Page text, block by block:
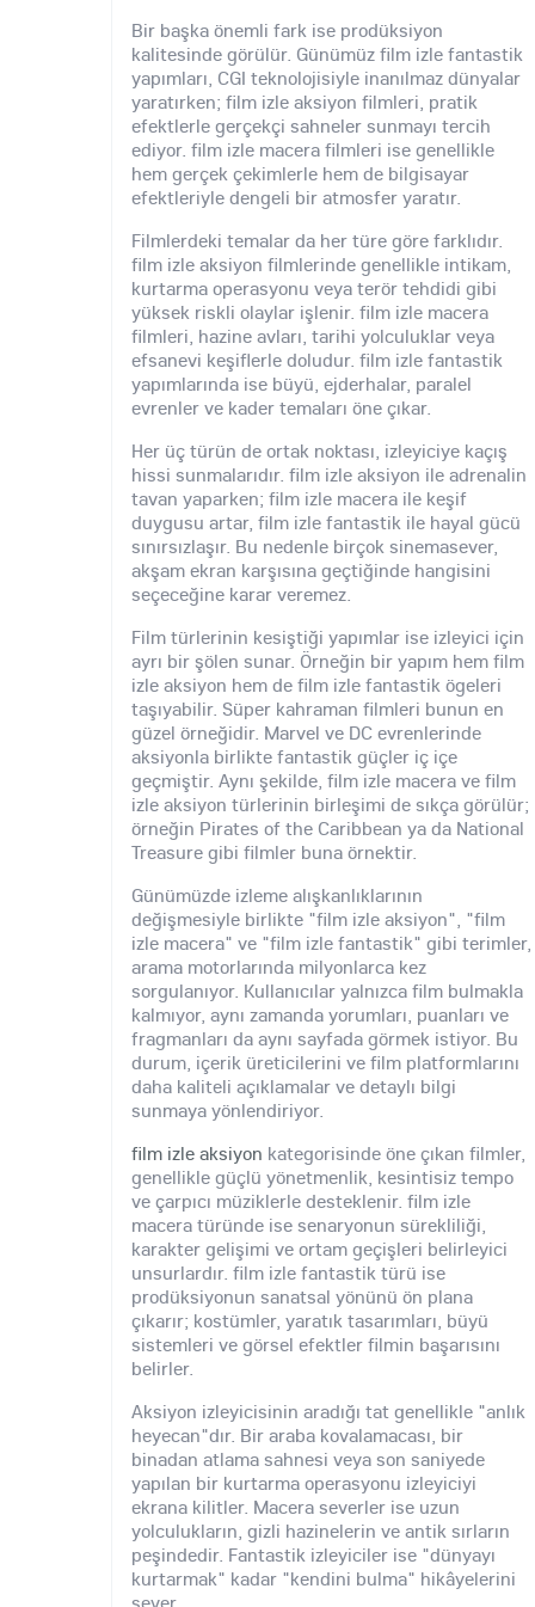
Bir başka önemli fark ise prodüksiyon
kalitesinde görülür. Günümüz film izle fantastik
yapımları, CGI teknolojisiyle inanılmaz dünyalar
yaratırken; film izle aksiyon filmleri, pratik
efektlerle gerçekçi sahneler sunmayı tercih
ediyor. film izle macera filmleri ise genellikle
hem gerçek çekimlerle hem de bilgisayar
efektleriyle dengeli bir atmosfer yaratır.
Filmlerdeki temalar da her türe göre farklıdır.
film izle aksiyon filmlerinde genellikle intikam,
kurtarma operasyonu veya terör tehdidi gibi
yüksek riskli olaylar işlenir. film izle macera
filmleri, hazine avları, tarihi yolculuklar veya
efsanevi keşiflerle doludur. film izle fantastik
yapımlarında ise büyü, ejderhalar, paralel
evrenler ve kader temaları öne çıkar.
Her üç türün de ortak noktası, izleyiciye kaçış
hissi sunmalarıdır. film izle aksiyon ile adrenalin
tavan yaparken; film izle macera ile keşif
duygusu artar, film izle fantastik ile hayal gücü
sınırsızlaşır. Bu nedenle birçok sinemasever,
akşam ekran karşısına geçtiğinde hangisini
seçeceğine karar veremez.
Film türlerinin kesiştiği yapımlar ise izleyici için
ayrı bir şölen sunar. Örneğin bir yapım hem film
izle aksiyon hem de film izle fantastik ögeleri
taşıyabilir. Süper kahraman filmleri bunun en
güzel örneğidir. Marvel ve DC evrenlerinde
aksiyonla birlikte fantastik güçler iç içe
geçmiştir. Aynı şekilde, film izle macera ve film
izle aksiyon türlerinin birleşimi de sıkça görülür;
örneğin Pirates of the Caribbean ya da National
Treasure gibi filmler buna örnektir.
Günümüzde izleme alışkanlıklarının
değişmesiyle birlikte "film izle aksiyon", "film
izle macera" ve "film izle fantastik" gibi terimler,
arama motorlarında milyonlarca kez
sorgulanıyor. Kullanıcılar yalnızca film bulmakla
kalmıyor, aynı zamanda yorumları, puanları ve
fragmanları da aynı sayfada görmek istiyor. Bu
durum, içerik üreticilerini ve film platformlarını
daha kaliteli açıklamalar ve detaylı bilgi
sunmaya yönlendiriyor.
film izle aksiyon kategorisinde öne çıkan filmler,
genellikle güçlü yönetmenlik, kesintisiz tempo
ve çarpıcı müziklerle desteklenir. film izle
macera türünde ise senaryonun sürekliliği,
karakter gelişimi ve ortam geçişleri belirleyici
unsurlardır. film izle fantastik türü ise
prodüksiyonun sanatsal yönünü ön plana
çıkarır; kostümler, yaratık tasarımları, büyü
sistemleri ve görsel efektler filmin başarısını
belirler.
Aksiyon izleyicisinin aradığı tat genellikle "anlık
heyecan"dır. Bir araba kovalamacası, bir
binadan atlama sahnesi veya son saniyede
yapılan bir kurtarma operasyonu izleyiciyi
ekrana kilitler. Macera severler ise uzun
yolculukların, gizli hazinelerin ve antik sırların
peşindedir. Fantastik izleyiciler ise "dünyayı
kurtarmak" kadar "kendini bulma" hikâyelerini